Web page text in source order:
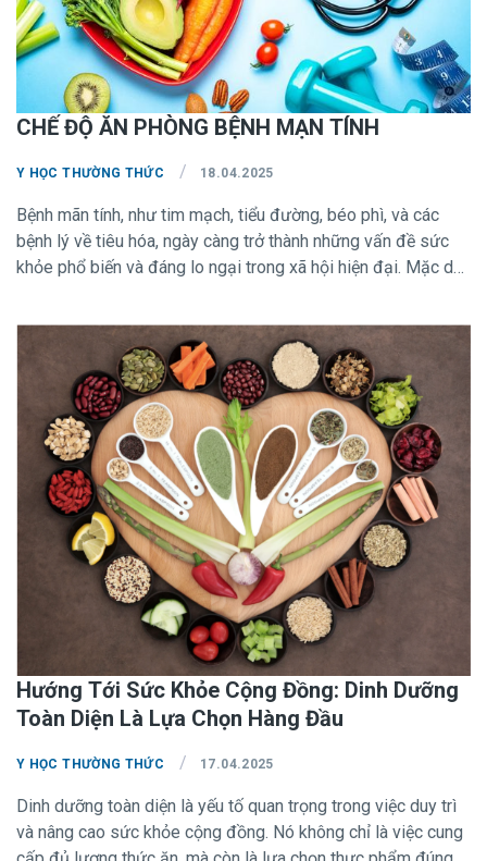
CHẾ ĐỘ ĂN PHÒNG BỆNH MẠN TÍNH
Y HỌC THƯỜNG THỨC / 18.04.2025
Bệnh mãn tính, như tim mạch, tiểu đường, béo phì, và các
bệnh lý về tiêu hóa, ngày càng trở thành những vấn đề sức
khỏe phổ biến và đáng lo ngại trong xã hội hiện đại. Mặc dù
nhất để phòng ngừa các bệnh lý mãn tính. Trong bài viết này,
Viện Nghiên Cứu Dinh Dưỡng TP.HCM sẽ cung cấp những
hướng dẫn về chế độ ăn uống khoa học nhằm phòng ngừa
bệnh mãn tính.
Hướng Tới Sức Khỏe Cộng Đồng: Dinh Dưỡng
Toàn Diện Là Lựa Chọn Hàng Đầu
Y HỌC THƯỜNG THỨC / 17.04.2025
Dinh dưỡng toàn diện là yếu tố quan trọng trong việc duy trì
và nâng cao sức khỏe cộng đồng. Nó không chỉ là việc cung